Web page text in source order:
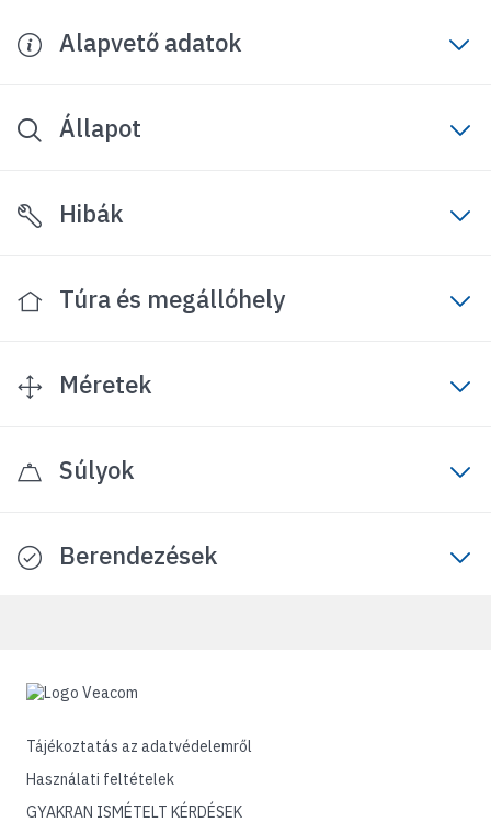
Alapvető adatok
Állapot
Hibák
Túra és megállóhely
Méretek
Súlyok
Berendezések
Tájékoztatás az adatvédelemről
Használati feltételek
GYAKRAN ISMÉTELT KÉRDÉSEK